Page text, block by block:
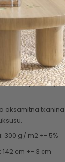
są w
VELVET
w dotyku
oraz
oraz
pod
aksamitna
300 g / m2 +- 5%
142 cm +- 3 cm